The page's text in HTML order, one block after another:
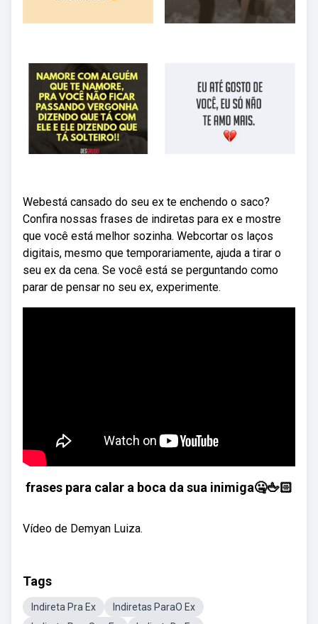
Webestá cansado do seu ex te enchendo o saco?
Confira nossas frases de indiretas para ex e mostre
que você está melhor sozinha. Webcortar os laços
digitais, mesmo que temporariamente, ajuda a tirar o
seu ex da cena. Se você está se perguntando como
parar de pensar no seu ex, experimente.
frases para calar a boca da sua inimiga🤐🖕🏻
Vídeo de Demyan Luiza.
Tags
Indireta Pra Ex
Indiretas ParaO Ex